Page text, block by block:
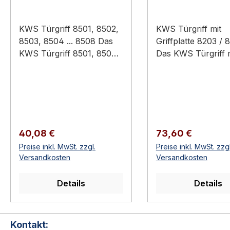
KWS Türgriff 8501, 8502,
8503, 8504 ... 8508 Das
KWS Türgriff 8501, 8502,
Anwendungsbereich:
Hochwertiger Türbau in
Privat-, Gewerbe- und
öffentlichen Bauten.
mm Vierkant Aluminium,
Edelstahl oder Messing
Wohn-, Büro- und
Objektbereich Kompatibel
Regulärer Preis:
40,08 €
Preise inkl. MwSt. zzgl.
Versandkosten
Details
KWS Türgriff mit
Griffplatte 8203 /
Das KWS Türgriff
Hochwertiger
Privat-, Gewerbe-
öffentlichen Bauten.
mm Vierkant Aluminium,
Edelstahl oder
Wohn-, Büro- und
Regulärer Preis:
73,60 €
Preise inkl. MwSt.
Versandkosten
Details
Kontakt: